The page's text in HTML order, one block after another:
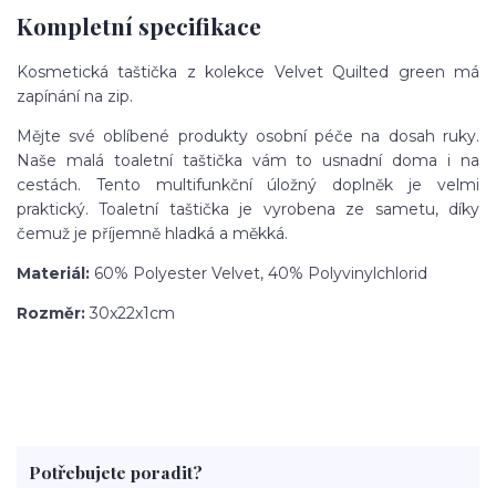
Kompletní specifikace
Kosmetická taštička z kolekce Velvet Quilted green má
zapínání na zip.
Mějte své oblíbené produkty osobní péče na dosah ruky.
Naše malá toaletní taštička vám to usnadní doma i na
cestách. Tento multifunkční úložný doplněk je velmi
praktický. Toaletní taštička je vyrobena ze sametu, díky
čemuž je příjemně hladká a měkká.
Materiál: 60% Polyester Velvet, 40% Polyvinylchlorid
Rozměr: 30x22x1cm
Potřebujete poradit?